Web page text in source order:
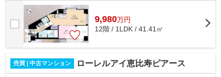
ロ千代田線「乃木坂」駅 徒歩12分 ...
9,980万円
12階 / 1LDK / 41.41㎡
売買 | 中古マンション ローレルアイ恵比寿ピアース